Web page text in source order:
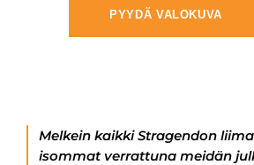
PYYDÄ VALOKUVA
Melkein kaikki Stragendon
isommat verrattuna meidän